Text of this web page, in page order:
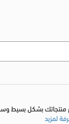
منتجاتك بشكل بسيط
لمزيد